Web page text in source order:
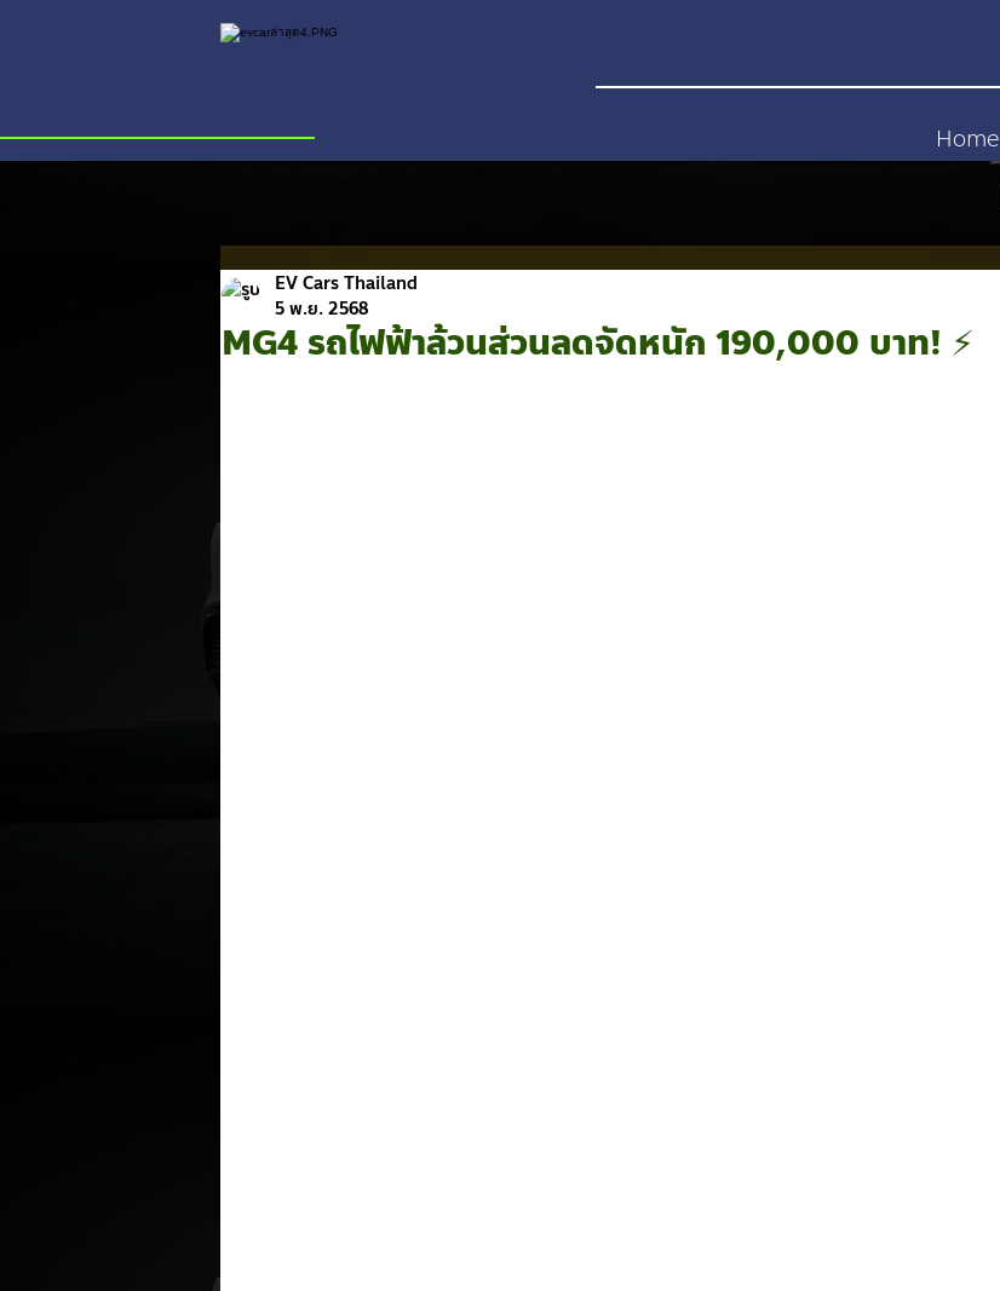
Home
MG4 รถไฟฟ้าล้วนส่วนลดจัดหนัก 190,000 บาท! ⚡
EV Cars Thailand
5 พ.ย. 2568